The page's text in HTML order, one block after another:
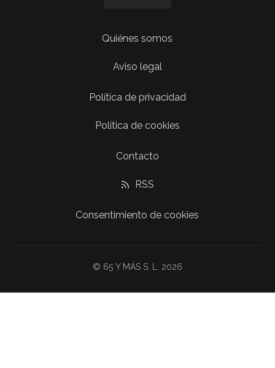
Quiénes somos
Aviso legal
Política de privacidad
Política de cookies
Contacto
RSS
Consentimiento de cookies
© 65 Y MÁS S. L. 2026